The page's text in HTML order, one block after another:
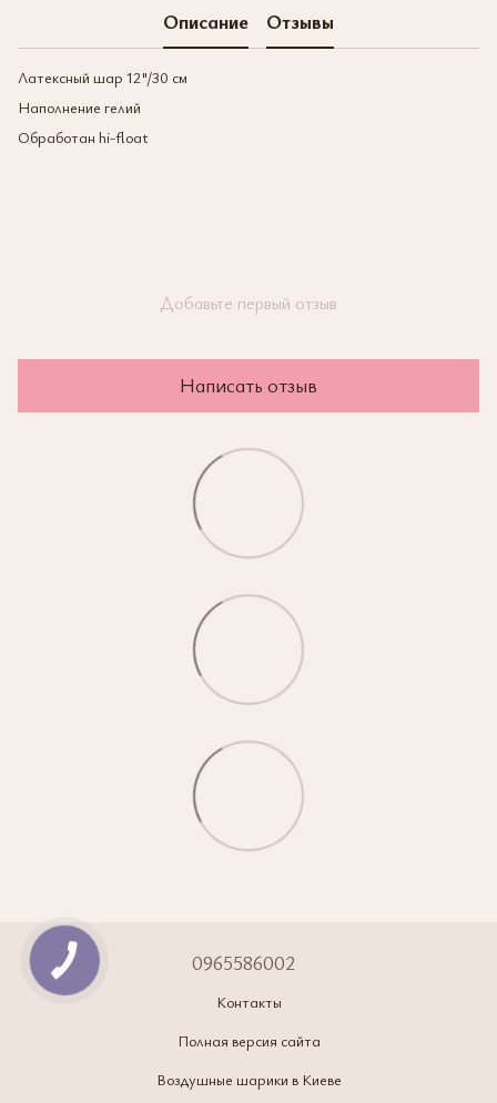
Описание Отзывы
Латексный шар 12"/30 см
Наполнение гелий
Обработан hi-float
Добавьте первый отзыв
Написать отзыв
0965586002
Контакты
Полная версия сайта
Воздушные шарики в Киеве